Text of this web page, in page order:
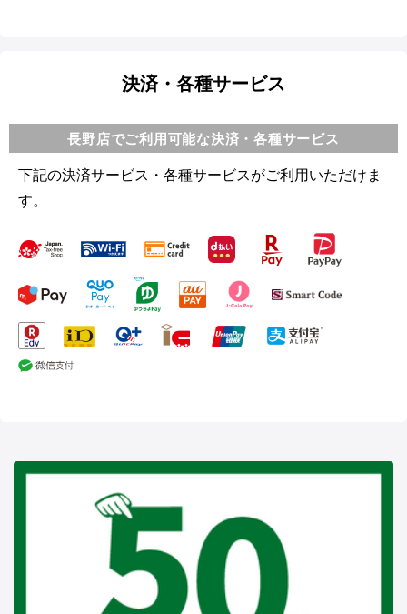
決済・各種サービス
長野店でご利用可能な決済・各種サービス
下記の決済サービス・各種サービスがご利用いただけま
す。